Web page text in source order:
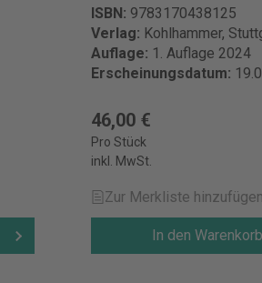
ISBN: 9783170438125
Verlag: Kohlhammer,
Auflage: 1. Auflage 2024
Erscheinungsdatum:
46,00 €
Pro Stück
inkl. MwSt.
Zur Merkliste hinzufügen
In den Warenkorb